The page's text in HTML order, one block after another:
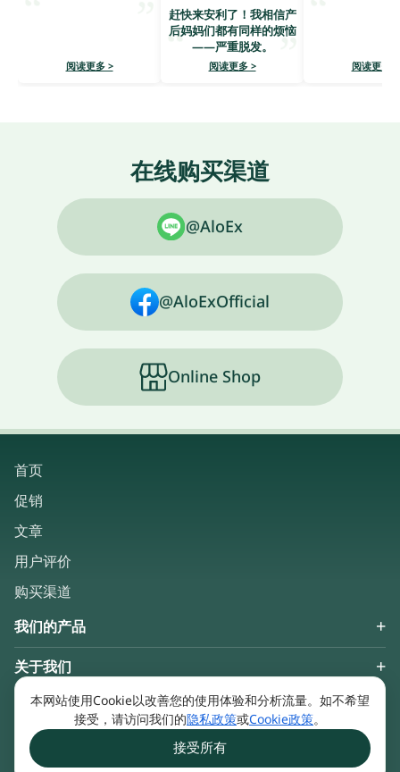
阅读更多 >
赶快来安利了！我相信产
后妈妈们都有同样的烦恼
——严重脱发。
阅读更多 > 阅读更多 >
在线购买渠道
@AloEx
@AloExOfficial
Online Shop
首页
促销
文章
用户评价
购买渠道
我们的产品
关于我们
Keep in touch
本网站使用Cookie以改善您的使用体验和分析流量。如不希望
接受，请访问我们的隐私政策或Cookie政策。
接受所有